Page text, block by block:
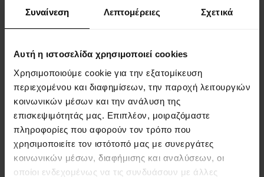
Συναίνεση Λεπτομέρειες Σχετικά
Αυτή η ιστοσελίδα χρησιμοποιεί cookies
Χρησιμοποιούμε cookie για την εξατομίκευση
περιεχομένου και διαφημίσεων, την παροχή λειτουργιών
κοινωνικών μέσων και την ανάλυση της
επισκεψιμότητάς μας. Επιπλέον, μοιραζόμαστε
πληροφορίες που αφορούν τον τρόπο που
χρησιμοποιείτε τον ιστότοπό μας με συνεργάτες
κοινωνικών μέσων, διαφήμισης και αναλύσεων, οι
οποίοι ενδεχομένως να τις συνδυάσουν με άλλες
FCUK Το νερό της
100ml - Eau de Toilette
Η αποστολή θα γίνει στις
15,00 €
FCUK Him Eau de Toilette
Άνδρες
Η αποστολή θα γίνει στις
13.08.
14,00 €